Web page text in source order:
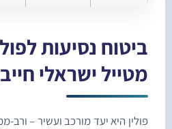
נסיעות
ישראלי חייב
היא יעד מורכב ועשיר – ורב-ממדי